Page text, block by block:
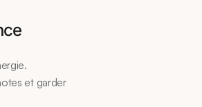
et garder